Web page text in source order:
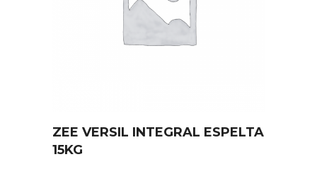
ZEE VERSIL INTEGRAL ESPELTA
15KG